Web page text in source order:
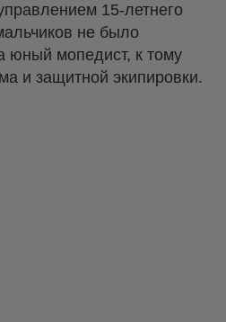
15-летнего
не было
юный мопедист, к тому
и защитной экипировки.